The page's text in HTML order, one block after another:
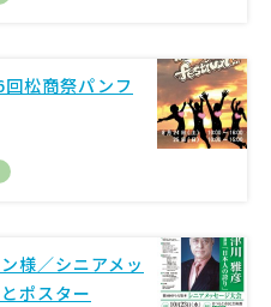
松商祭パンフ
様／シニアメッ
ポスター